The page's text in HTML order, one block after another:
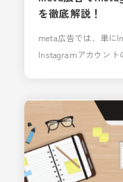
を徹底解説！
meta広告では、単に
Instagramアカウント
して考えている ・
自信があるが、どう
は、そのような方に